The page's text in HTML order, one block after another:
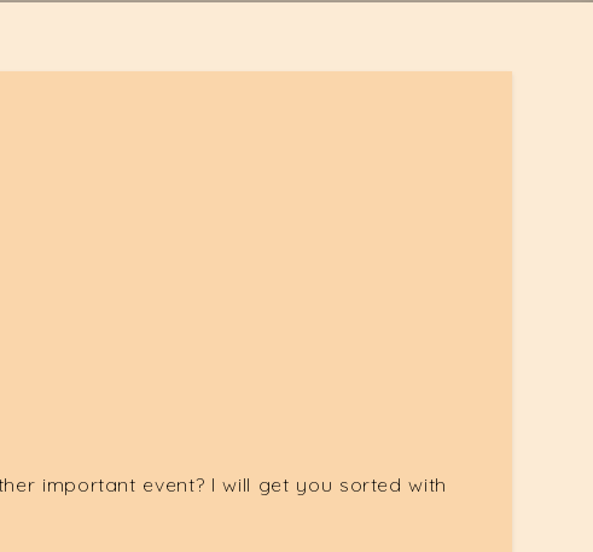
important event? I will get you sorted with